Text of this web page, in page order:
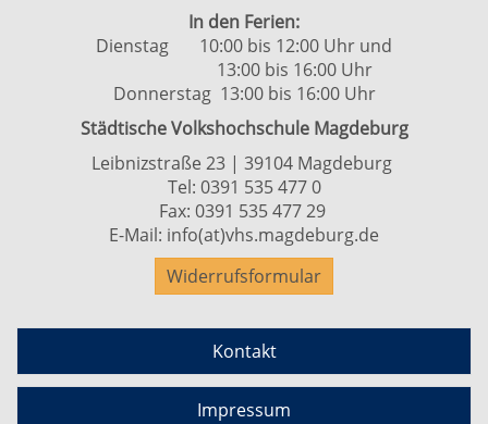
In den Ferien:
Dienstag 10:00 bis 12:00 Uhr und
13:00 bis 16:00 Uhr
Donnerstag 13:00 bis 16:00 Uhr
Städtische Volkshochschule Magdeburg
Leibnizstraße 23 | 39104 Magdeburg
Tel: 0391 535 477 0
Fax: 0391 535 477 29
E-Mail: info(at)vhs.magdeburg.de
Widerrufsformular
Kontakt
Impressum